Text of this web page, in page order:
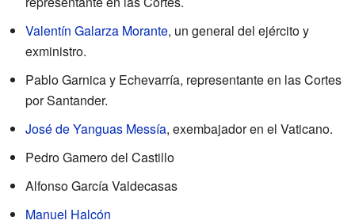
Valentín Galarza Morante, un general del ejército y
exministro.
Pablo Garnica y Echevarría, representante en las Cortes
por Santander.
José de Yanguas Messía, exembajador en el Vaticano.
Pedro Gamero del Castillo
Alfonso García Valdecasas
Manuel Halcón